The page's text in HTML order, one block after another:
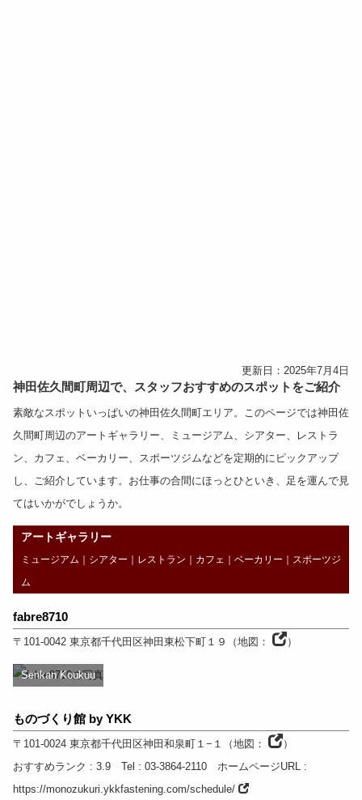
更新日：2025年7月4日
神田佐久間町周辺で、スタッフおすすめのスポットをご紹介
素敵なスポットいっぱいの神田佐久間町エリア。このページでは神田佐
久間町周辺のアートギャラリー、 ミュージアム、 シアター、
レストラ
ン、 カフェ 、 ベーカリー、 スポーツジムなどを定期的にピックアップ
し、ご紹介しています。お仕事の合間にほっとひといき、足を運んで見
てはいかがでしょうか。
アートギャラリー
ミュージアム シアター レストラン カフェ ベーカリー
スポーツジ
ム
fabre8710
〒101-0042 東京都千代田区神田東松下町１９ （地図： ）
Senkan Koukuu
ものづくり館 by YKK
〒101-0024 東京都千代田区神田和泉町１−１ （地図：
）
おすすめランク : 3.9 Tel : 03-3864-2110 ホームページURL:
https://monozukuri.ykkfastening.com/schedule/